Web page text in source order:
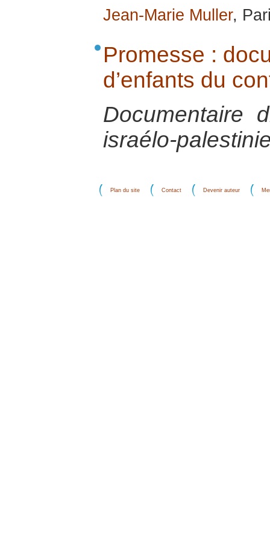
Jean-Marie Muller,
Promesse :
d’enfants du
Documentaire
israélo-
Plan du site Contact Devenir auteur